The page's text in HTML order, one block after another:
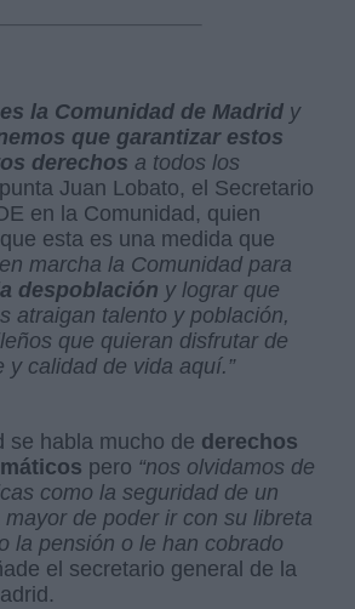
la Comunidad de Madrid y
que garantizar estos
derechos a todos los
Juan Lobato, el Secretario
en la Comunidad, quien
esta es una medida que
marcha la Comunidad para
despoblación y lograr que
atraigan talento y población,
que quieran disfrutar de
y calidad de vida aquí.”
se habla mucho de derechos
pero “nos olvidamos de
como la seguridad de un
de poder ir con su libreta
la pensión o le han cobrado
el secretario general de la